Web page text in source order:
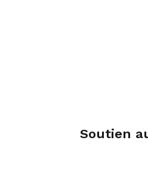
Soutien